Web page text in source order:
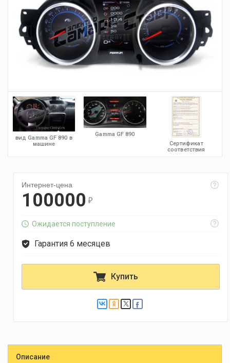
вид Gamma GF 890 в
машине
Gamma GF 890
Сертификат
соответствия
Интернет-цена
100000 r
Ожидается поступление
Гарантия 6 месяцев
Купить
Описание